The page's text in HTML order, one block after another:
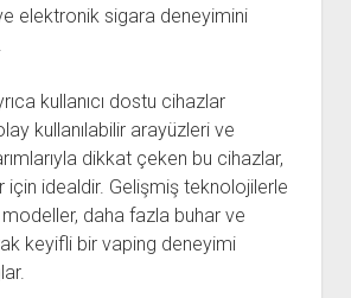
elektronik sigara deneyimini
kullanıcı dostu cihazlar
kullanılabilir arayüzleri ve
dikkat çeken bu cihazlar,
için idealdir. Gelişmiş teknolojilerle
modeller, daha fazla buhar ve
keyifli bir vaping deneyimi